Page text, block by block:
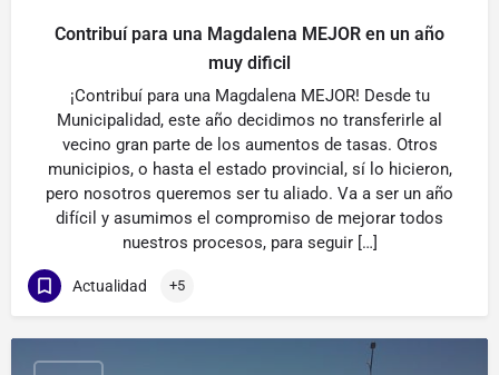
Contribuí para una Magdalena MEJOR en un año
muy dificil
¡Contribuí para una Magdalena MEJOR! Desde tu
Municipalidad, este año decidimos no transferirle al
vecino gran parte de los aumentos de tasas. Otros
municipios, o hasta el estado provincial, sí lo hicieron,
pero nosotros queremos ser tu aliado. Va a ser un año
difícil y asumimos el compromiso de mejorar todos
nuestros procesos, para seguir […]
Actualidad +5